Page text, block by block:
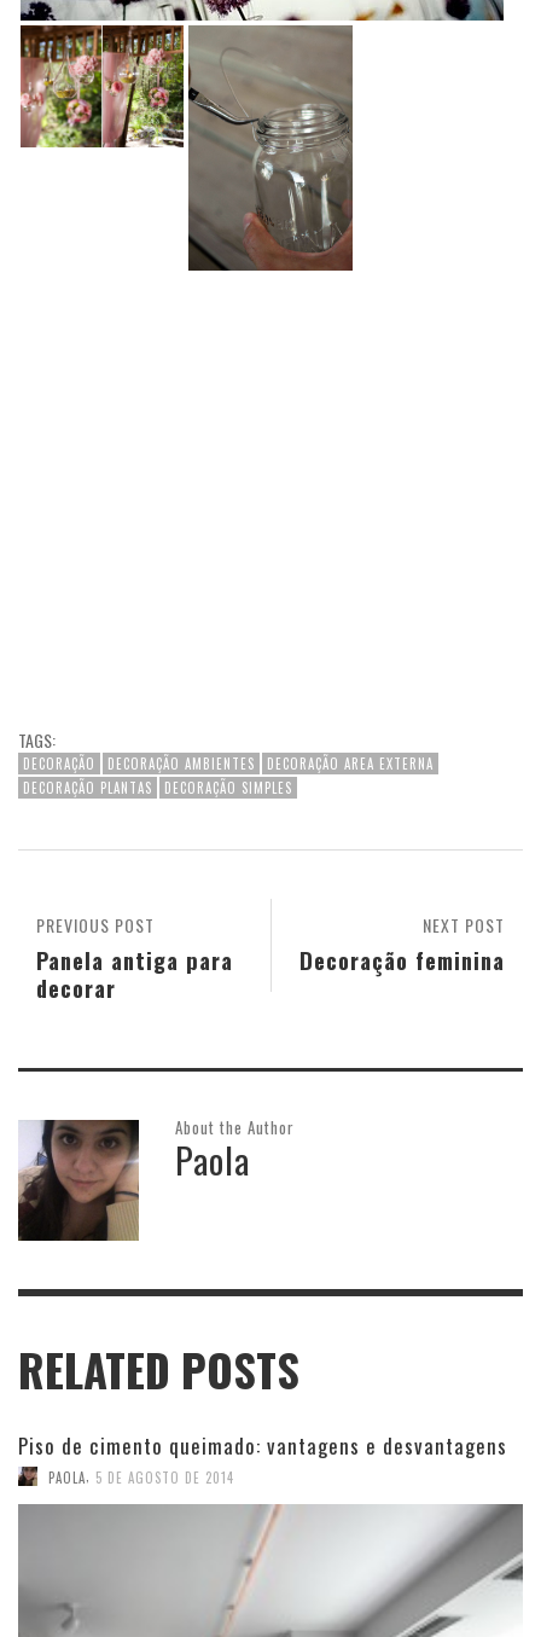
TAGS:
DECORAÇÃO DECORAÇÃO AMBIENTES
DECORAÇÃO AREA EXTERNA
DECORAÇÃO PLANTAS
DECORAÇÃO SIMPLES
NEXT POST
Decoração feminina
PREVIOUS POST
Panela antiga para
decorar
About the Author
Paola
RELATED POSTS
Piso de cimento queimado: vantagens e desvantagens
PAOLA 5 DE AGOSTO DE 2014